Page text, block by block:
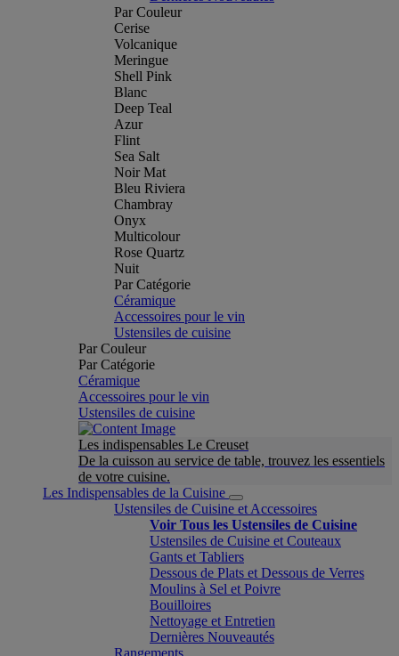
Par Couleur
Cerise
Volcanique
Meringue
Shell Pink
Blanc
Deep Teal
Azur
Flint
Sea Salt
Noir Mat
Bleu Riviera
Chambray
Onyx
Multicolour
Rose Quartz
Nuit
Par Catégorie
Céramique
Accessoires pour le vin
Ustensiles de cuisine
Par Couleur
Par Catégorie
Céramique
Accessoires pour le vin
Ustensiles de cuisine
Les indispensables Le Creuset
De la cuisson au service de table, trouvez les essentiels
de votre cuisine.
Les Indispensables de la Cuisine
Ustensiles de Cuisine et Accessoires
Voir Tous les Ustensiles de Cuisine
Ustensiles de Cuisine et Couteaux
Gants et Tabliers
Dessous de Plats et Dessous de Verres
Moulins à Sel et Poivre
Bouilloires
Nettoyage et Entretien
Dernières Nouveautés
Rangements